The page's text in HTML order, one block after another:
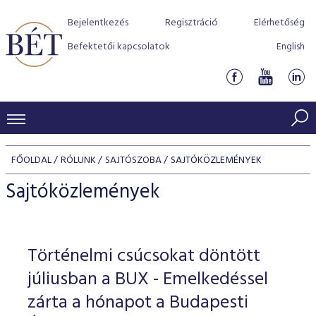
Bejelentkezés Regisztráció
Elérhetőség
Befektetői kapcsolatok
English
KERESKEDÉSI ADATOK
INDEXEK
Jelzáloglevél indexek
Vállalati kötvény indexek
Azonnali Piac
Részvények
Származékos piac
BEFEKTETŐK
Részvény szekció
Hitelpapír szekció
BÉT szabályzatok
Befektetővédelem
Alkalmazott díjstruktúra
Elszámolás
Részvény és vállalati kötvény tőzsdei bevezetését
program
BÉT Xtend - Részvénypiac egyszerűen
TŐZSDETAGOK
Tőzsdetagok, üzletkötők
VENDOROK
FŐOLDAL RÓLUNK SAJTÓSZOBA SAJTÓKÖZLEMÉNYEK
Sajtóközlemények
Történelmi csúcsokat döntött
júliusban a BUX - Emelkedéssel
zárta a hónapot a Budapesti